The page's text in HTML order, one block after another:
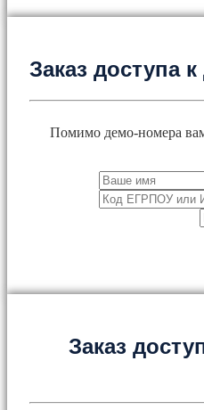
Заказ доступа
Помимо демо-номера
Заказ